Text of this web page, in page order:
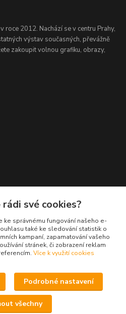
roce 2012. Nachází se v centru Prahy,
výstav současných, převážně
zakoupit volnou grafiku, obrazy,
rádi své cookies?
ke správnému fungování našeho e-
také ke sledování statistik o
kampaní, zapamatování vašeho
stránek, či zobrazení reklam
Více k využití cookies
Podrobné nastavení
všechny